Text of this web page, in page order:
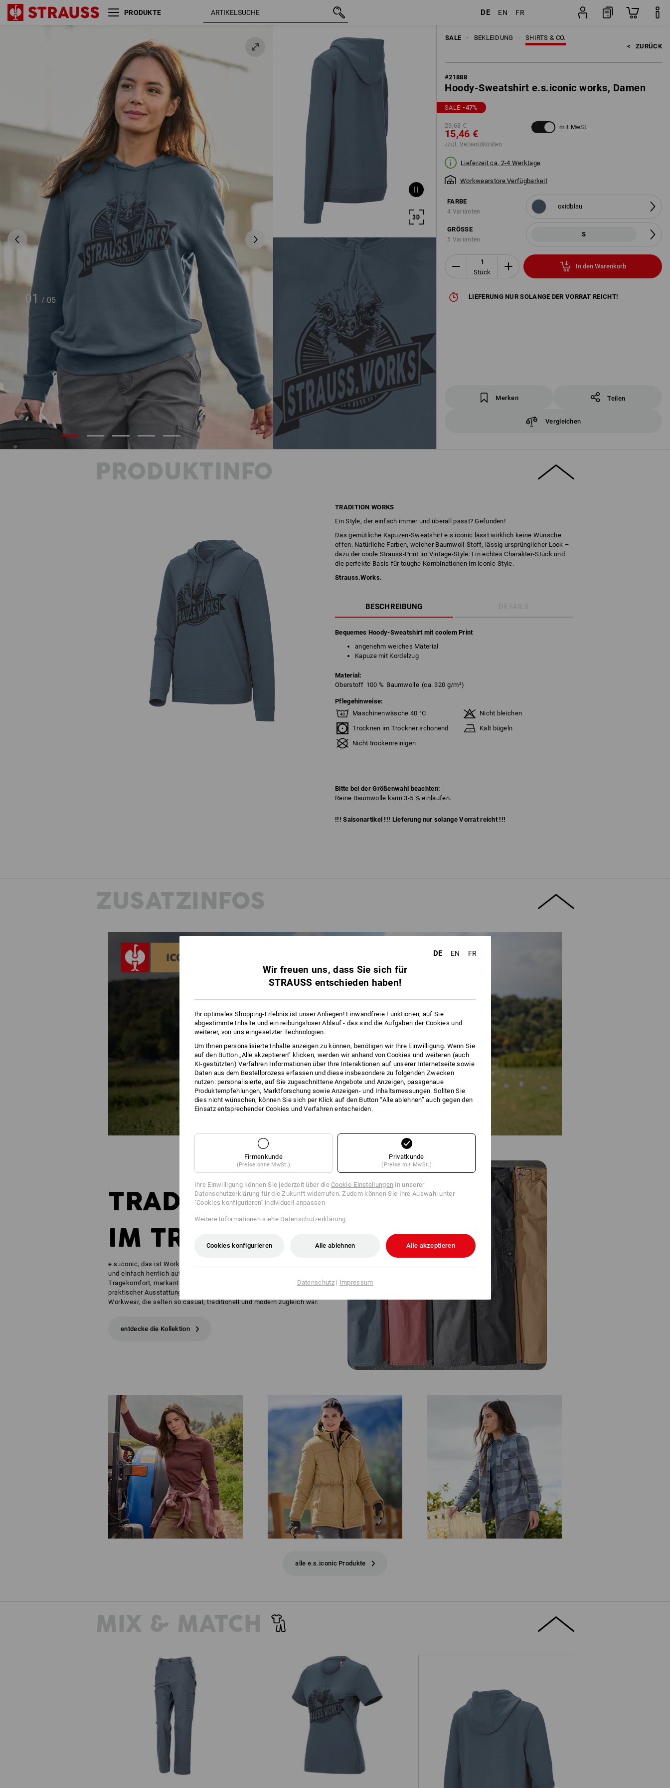
PRODUKTE DE EN FR
01 / 05
SALE SHIRTS & CO.
BEKLEIDUNG
< ZURÜCK
#21888
Hoody-Sweatshirt e.s.iconic works, Damen
SALE -47%
29,63 €
15,46 €
zzgl. Versandkosten
mit MwSt.
Lieferzeit ca. 2-4 Werktage
Workwearstore Verfügbarkeit
FARBE
4 Varianten
oxidblau
GRÖSSE
5 Varianten
S
Stück
In den Warenkorb
LIEFERUNG NUR SOLANGE DER VORRAT REICHT!
Merken Teilen
Vergleichen
Hoody-Sweatshirt e.s.iconic
works, Damen
oxidblau S
PRODUKTINFO
TRADITION WORKS
Ein Style, der einfach immer und überall passt? Gefunden!
Das gemütliche Kapuzen-Sweatshirt e.s.iconic lässt wirklich keine Wünsche
offen. Natürliche Farben, weicher Baumwoll-Stoff, lässig ursprünglicher Look –
dazu der coole Strauss-Print im Vintage-Style: Ein echtes Charakter-Stück und
die perfekte Basis für toughe Kombinationen im iconic-Style.
Strauss.Works.
BESCHREIBUNG DETAILS
Bequemes Hoody-Sweatshirt mit coolem Print
angenehm weiches Material
Kapuze mit Kordelzug
Material:
Oberstoff 100 % Baumwolle (ca. 320 g/m²)
Pflegehinweise:
Maschinenwäsche 40 °C
Nicht bleichen
Trocknen im Trockner schonend
Kalt bügeln
Nicht trockenreinigen
Bitte bei der Größenwahl beachten:
Reine Baumwolle kann 3-5 % einlaufen.
!!! Saisonartikel !!! Lieferung nur solange Vorrat reicht !!!
ZUSATZINFOS
TRADITION
IM TREND
e.s.iconic, das ist Workwear mit Charakter: Urtypisch, ehrlich, kernig –
und einfach herrlich authentisch. Starke Stoffe treffen auf hohen
Tragekomfort, markante und geradlinige Designs verbinden sich mit
praktischer Ausstattung und durchdachten Features. Heraus kommt
Workwear, die selten so casual, traditionell und modern zugleich war.
entdecke die Kollektion
alle e.s.iconic Produkte
MIX & MATCH
Hoody-Sweatshirt e.s.iconic works,
Bundhose e.s.iconic, Damen T-Shirt e.s.iconic works, Damen
DE EN FR
Wir freuen uns, dass Sie sich für
STRAUSS entschieden haben!
Ihr optimales Shopping-Erlebnis ist unser Anliegen! Einwandfreie Funktionen, auf Sie
abgestimmte Inhalte und ein reibungsloser Ablauf - das sind die Aufgaben der Cookies und
weiterer, von uns eingesetzter Technologien.
Um Ihnen personalisierte Inhalte anzeigen zu können, benötigen wir Ihre Einwilligung. Wenn Sie
auf den Button „Alle akzeptieren“ klicken, werden wir anhand von Cookies und weiteren (auch
KI-gestützten) Verfahren Informationen über Ihre Interaktionen auf unserer Internetseite sowie
Daten aus dem Bestellprozess erfassen und diese insbesondere zu folgenden Zwecken
nutzen: personalisierte, auf Sie zugeschnittene Angebote und Anzeigen, passgenaue
Produktempfehlungen, Marktforschung sowie Anzeigen- und Inhaltsmessungen. Sollten Sie
dies nicht wünschen, können Sie sich per Klick auf den Button “Alle ablehnen” auch gegen den
Einsatz entsprechender Cookies und Verfahren entscheiden.
Firmenkunde
(Preise ohne MwSt.)
Privatkunde
(Preise mit MwSt.)
Ihre Einwilligung können Sie jederzeit über dieCookie-Einstellungen in unserer
Datenschutzerklärung für die Zukunft widerrufen. Zudem können Sie Ihre Auswahl unter
"Cookies konfigurieren" individuell anpassen
Weitere Informationen siehe Datenschutzerklärung.
Cookies konfigurieren Alle ablehnen Alle akzeptieren
Datenschutz| Impressum